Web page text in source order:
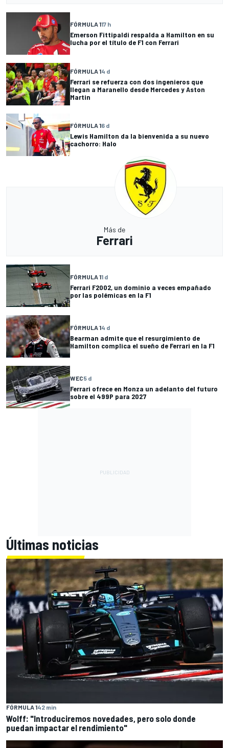
FÓRMULA 117 h
Emerson Fittipaldi respalda a Hamilton en su
lucha por el título de F1 con Ferrari
FÓRMULA 14 d
Ferrari se refuerza con dos ingenieros que
llegan a Maranello desde Mercedes y Aston
Martin
FÓRMULA 16 d
Lewis Hamilton da la bienvenida a su nuevo
cachorro: Halo
Más de
Ferrari
FÓRMULA 11 d
Ferrari F2002, un dominio a veces empañado
por las polémicas en la F1
FÓRMULA 14 d
Bearman admite que el resurgimiento de
Hamilton complica el sueño de Ferrari en la F1
WEC5 d
Ferrari ofrece en Monza un adelanto del futuro
sobre el 499P para 2027
Últimas noticias
FÓRMULA 142 min
Wolff: "Introduciremos novedades, pero solo donde
puedan impactar el rendimiento"